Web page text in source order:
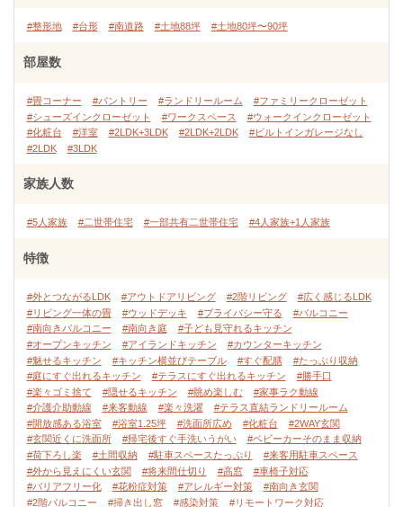
#整形地 #台形 #南道路 #土地88坪 #土地80坪〜90坪
部屋数
#畳コーナー #パントリー #ランドリールーム
#ファミリークローゼット
#シューズインクローゼット
#ワークスペース
#ウォークインクローゼット
#化粧台
#洋室 #2LDK+3LDK #2LDK+2LDK
#ビルトインガレージなし
#2LDK
#3LDK
家族人数
#5人家族 #二世帯住宅 #一部共有二世帯住宅 #4人家族+1人家族
特徴
#外とつながるLDK #アウトドアリビング #2階リビング
#広く感じるLDK
#リビング一体の畳
#ウッドデッキ #プライバシー守る
#バルコニー
#南向きバルコニー
#南向き庭
#子ども見守れるキッチン
#オープンキッチン
#アイランドキッチン
#カウンターキッチン
#魅せるキッチン
#キッチン横並びテーブル #すぐ配膳
#たっぷり収納
#庭にすぐ出れるキッチン
#テラスにすぐ出れるキッチン
#勝手口
#楽々ゴミ捨て
#隠せるキッチン #眺め楽しむ
#家事ラク動線
#介護介助動線
#来客動線 #楽々洗濯
#テラス直結ランドリールーム
#開放感ある浴室
#浴室1.25坪 #洗面所広め #化粧台
#2WAY玄関
#玄関近くに洗面所
#帰宅後すぐ手洗いうがい
#ベビーカーそのまま収納
#荷下ろし楽
#土間収納 #駐車スペースたっぷり
#来客用駐車スペース
#外から見えにくい玄関
#将来間仕切り #高窓
#車椅子対応
#バリアフリー化
#花粉症対策 #アレルギー対策
#南向き玄関
#2階バルコニー
#掃き出し窓 #感染対策
#リモートワーク対応